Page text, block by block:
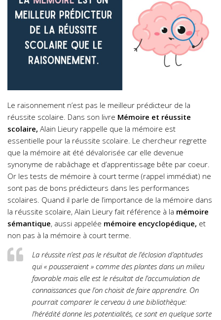
Le raisonnement n’est pas le meilleur prédicteur de la
réussite scolaire. Dans son livre Mémoire et réussite
scolaire, Alain Lieury rappelle que la mémoire est
essentielle pour la réussite scolaire. Le chercheur regrette
que la mémoire ait été dévalorisée car elle devenue
synonyme de rabâchage et d’apprentissage bête par coeur.
Or les tests de mémoire à court terme (rappel immédiat) ne
sont pas de bons prédicteurs dans les performances
scolaires. Quand il parle de l’importance de la mémoire dans
la réussite scolaire, Alain Lieury fait référence à la mémoire
sémantique, aussi appelée mémoire encyclopédique, et
non pas à la mémoire à court terme.
La réussite n’est pas le résultat de l’éclosion d’aptitudes
qui « pousseraient » comme des plantes dans un milieu
favorable mais elle est le résultat de l’accumulation de
connaissances que l’on choisit de faire apprendre. On
pourrait comparer le cerveau à une bibliothèque:
l’hérédité donne les potentialités, ce sont en quelque sorte